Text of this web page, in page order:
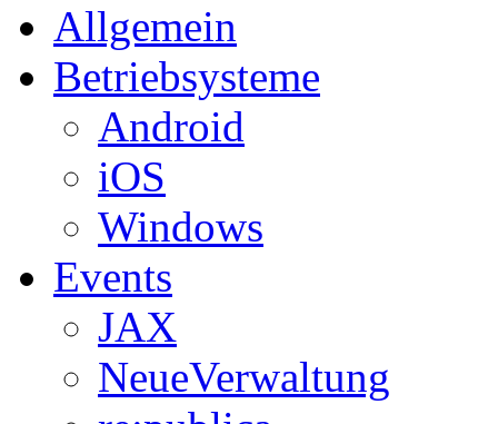
Allgemein
Betriebsysteme
Android
iOS
Windows
Events
JAX
NeueVerwaltung